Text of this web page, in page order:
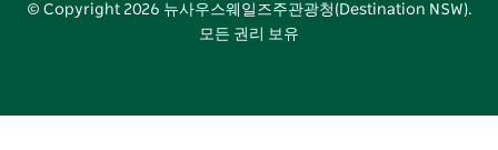
© Copyright 2026 뉴사우스웨일즈주관광청(Destination NSW).
모든 권리 보유